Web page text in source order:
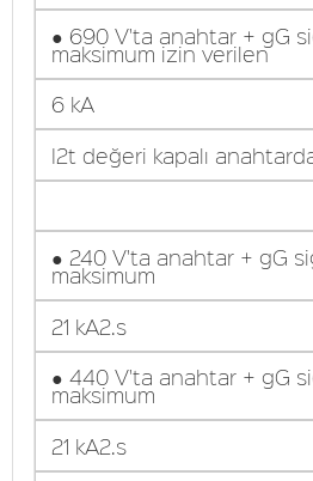
● 690 V'ta anahtar + gG
maksimum izin verilen
6 kA
I2t değeri kapalı
● 240 V'ta anahtar + gG
maksimum
21 kA2.s
● 440 V'ta anahtar + gG
maksimum
21 kA2.s